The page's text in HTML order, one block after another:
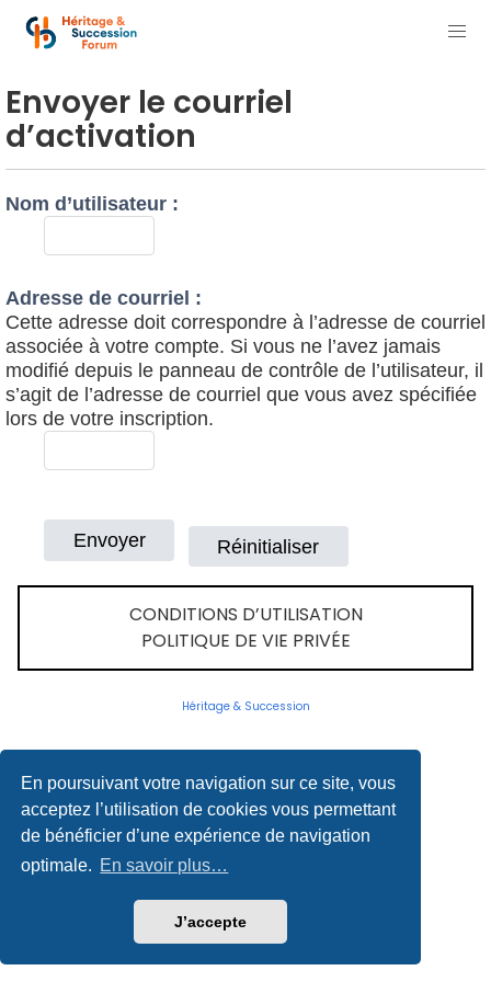
En poursuivant votre navigation sur ce site, vous
acceptez l’utilisation de cookies vous permettant
de bénéficier d’une expérience de navigation
optimale. En savoir plus…
J’accepte
Envoyer le courriel
d’activation
Nom d’utilisateur :
Adresse de courriel :
Cette adresse doit correspondre à l’adresse de courriel
associée à votre compte. Si vous ne l’avez jamais
modifié depuis le panneau de contrôle de l’utilisateur, il
s’agit de l’adresse de courriel que vous avez spécifiée
lors de votre inscription.
CONDITIONS D’UTILISATION
POLITIQUE DE VIE PRIVÉE
Héritage & Succession